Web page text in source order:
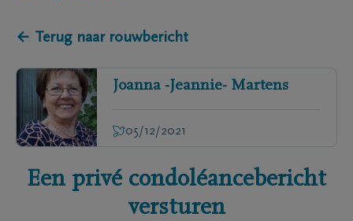
← Terug naar rouwbericht
Joanna -Jeannie- Martens
05/12/2021
Een privé condoléancebericht
versturen